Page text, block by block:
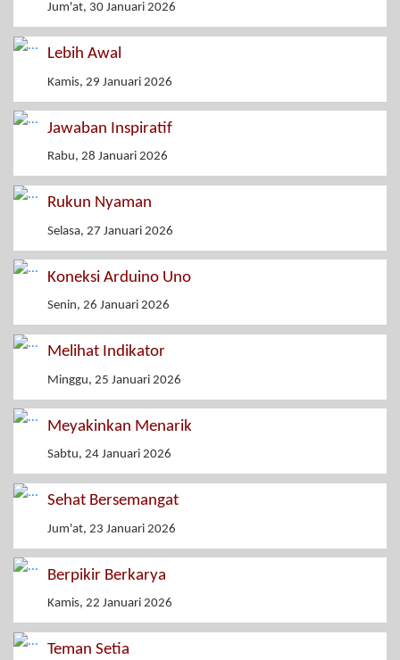
Jum'at, 30 Januari 2026
Lebih Awal
Kamis, 29 Januari 2026
Jawaban Inspiratif
Rabu, 28 Januari 2026
Rukun Nyaman
Selasa, 27 Januari 2026
Koneksi Arduino Uno
Senin, 26 Januari 2026
Melihat Indikator
Minggu, 25 Januari 2026
Meyakinkan Menarik
Sabtu, 24 Januari 2026
Sehat Bersemangat
Jum'at, 23 Januari 2026
Berpikir Berkarya
Kamis, 22 Januari 2026
Teman Setia